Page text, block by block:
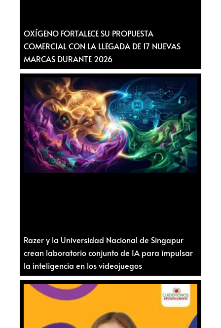
OXÍGENO FORTALECE SU PROPUESTA
COMERCIAL CON LA LLEGADA DE 17 NUEVAS
MARCAS DURANTE 2026
Razer y la Universidad Nacional de Singapur
crean laboratorio conjunto de IA para impulsar
la inteligencia en los videojuegos